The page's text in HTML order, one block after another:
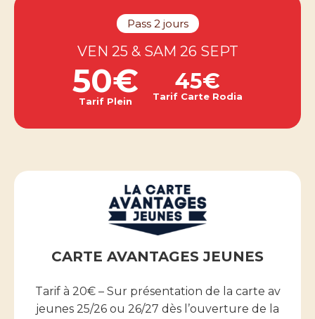
Pass 2 jours
VEN 25 & SAM 26 SEPT
50€
Tarif Plein
45€
Tarif Carte Rodia
CARTE AVANTAGES JEUNES
Tarif à 20€ – Sur présentation de la carte av
jeunes 25/26 ou 26/27 dès l’ouverture de la